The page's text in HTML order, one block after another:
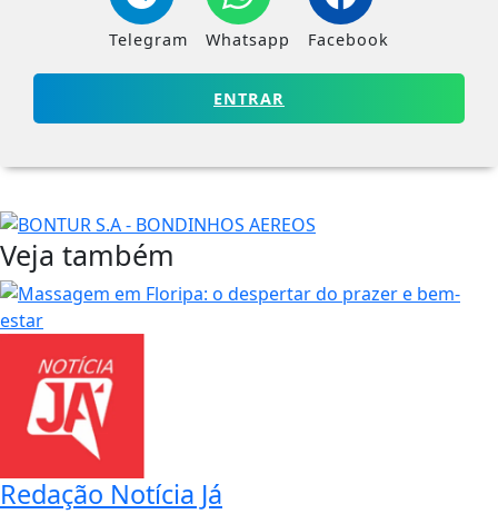
Telegram Whatsapp Facebook
ENTRAR
Veja também
Redação Notícia Já